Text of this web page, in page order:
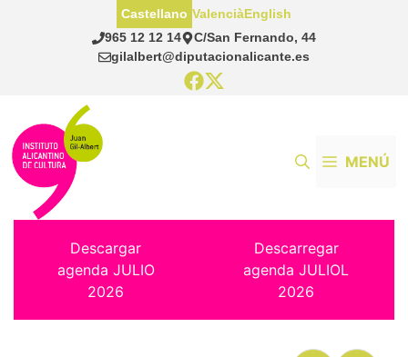
965 12 12 14
C/San Fernando, 44
gilalbert@diputacionalicante.es
Castellano ValenciàEnglish
MENÚ
Descargar
agenda JULIO
2026
Descarregar
agenda JULIOL
2026